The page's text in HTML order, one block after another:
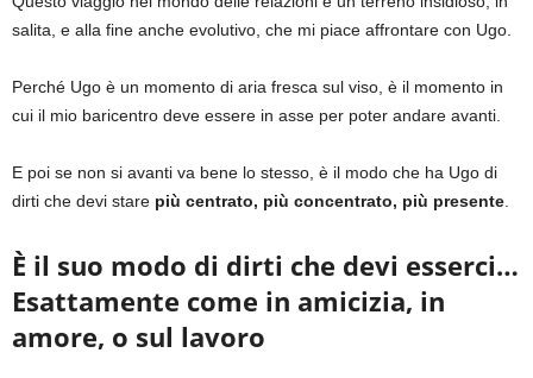
salita, e alla fine anche evolutivo, che mi piace affrontare con Ugo.
Perché Ugo è un momento di aria fresca sul viso, è il momento in
cui il mio baricentro deve essere in asse per poter andare avanti.
E poi se non si avanti va bene lo stesso, è il modo che ha Ugo di
dirti che devi stare più centrato, più concentrato, più presente
È il suo modo di dirti che devi esserci…
Esattamente come in amicizia, in
amore, o sul lavoro